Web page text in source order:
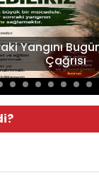
Yangını
Çağrısı